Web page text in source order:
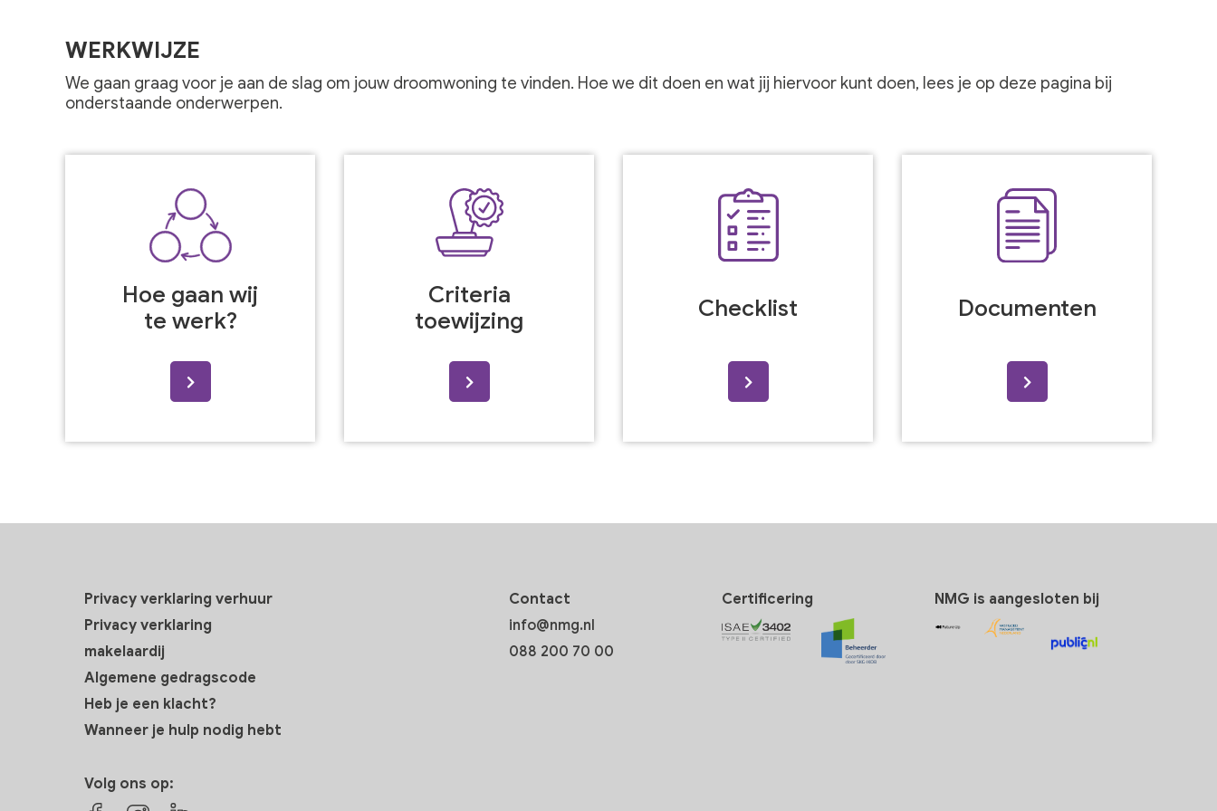
WERKWIJZE
We gaan graag voor je aan de slag om jouw droomwoning te vinden. Hoe we dit doen en wat jij hiervoor kunt doen, lees je op deze pagina bij
onderstaande onderwerpen.
Hoe gaan wij
te werk?
>
Criteria
toewijzing
>
Checklist
>
Documenten
>
Privacy verklaring verhuur
Privacy verklaring
makelaardij
Algemene gedragscode
Heb je een klacht?
Wanneer je hulp nodig hebt
Volg ons op:
Contact
info@nmg.nl
088 200 70 00
Certificering NMG is aangesloten bij